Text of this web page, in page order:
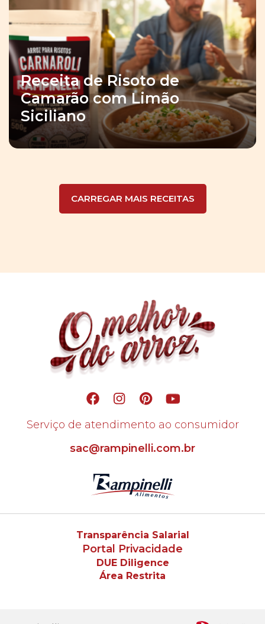
Receita de Risoto de
Camarão com Limão
Siciliano
CARREGAR MAIS RECEITAS
Serviço de atendimento ao consumidor
sac@rampinelli.com.br
Transparência Salarial
Portal Privacidade
DUE Diligence
Área Restrita